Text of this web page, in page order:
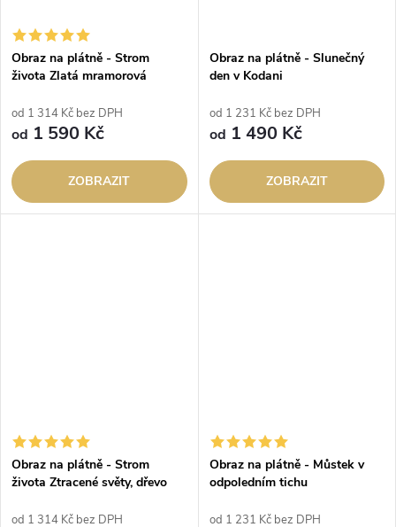
Obraz na plátně - Strom
života Zlatá mramorová
od 1 314 Kč bez DPH
od 1 590 Kč
ZOBRAZIT
Obraz na plátně - Slunečný
den v Kodani
od 1 231 Kč bez DPH
od 1 490 Kč
ZOBRAZIT
Obraz na plátně - Strom
života Ztracené světy, dřevo
od 1 314 Kč bez DPH
Obraz na plátně - Můstek v
odpoledním tichu
od 1 231 Kč bez DPH